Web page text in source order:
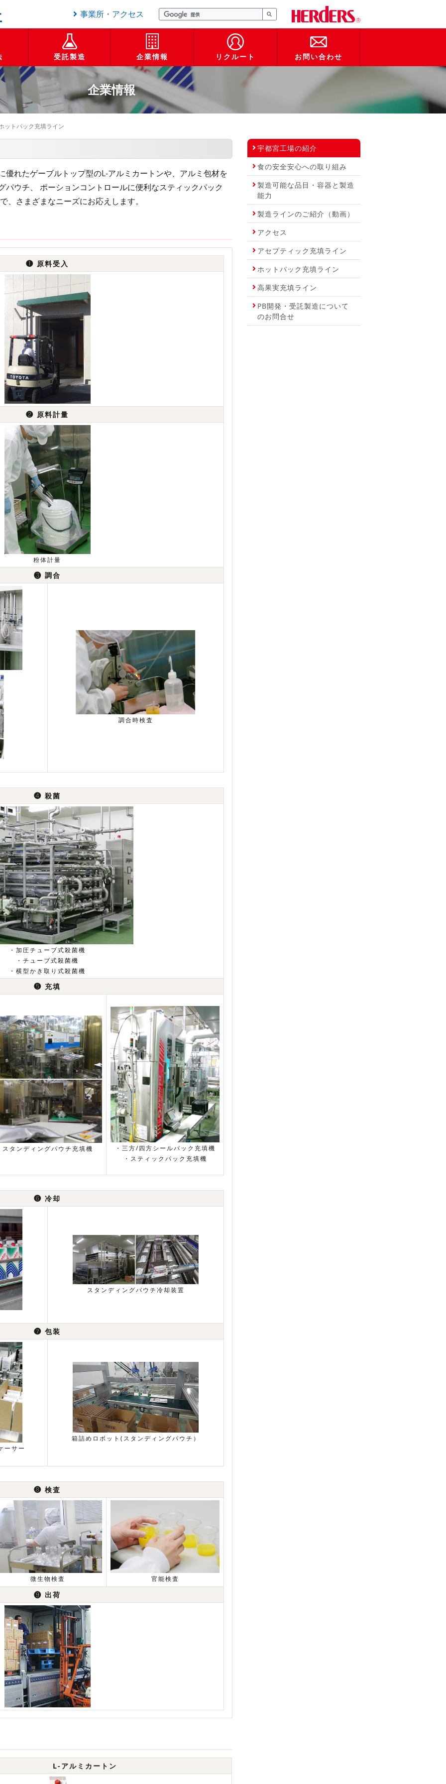
事業所・アクセス
受託製造 企業情報 リクルート お問い合わせ
企業情報
ットパック充填ライン
優れたゲーブルトップ型のL-アルミカートンや、アルミ包材を
パウチ、 ポーションコントロールに便利なスティックパック
、さまざまなニーズにお応えします。
❶ 原料受入
❷ 原料計量
粉体計量
❸ 調合
調合時検査
❹ 殺菌
・加圧チューブ式殺菌機
・チューブ式殺菌機
・横型かき取り式殺菌機
❺ 充填
スタンディングパウチ充填機
・三方/四方シールパック充填機
・スティックパック充填機
❻ 冷却
スタンディングパウチ冷却装置
❼ 包装
ーサー
箱詰めロボット(スタンディングパウチ）
❽ 検査
微生物検査 官能検査
❾ 出荷
L-アルミカートン
宇都宮工場の紹介
食の安全安心への取り組み
製造可能な品目・容器と製造
能力
製造ラインのご紹介（動画）
アクセス
アセプティック充填ライン
ホットパック充填ライン
高果実充填ライン
PB開発・受託製造について
のお問合せ